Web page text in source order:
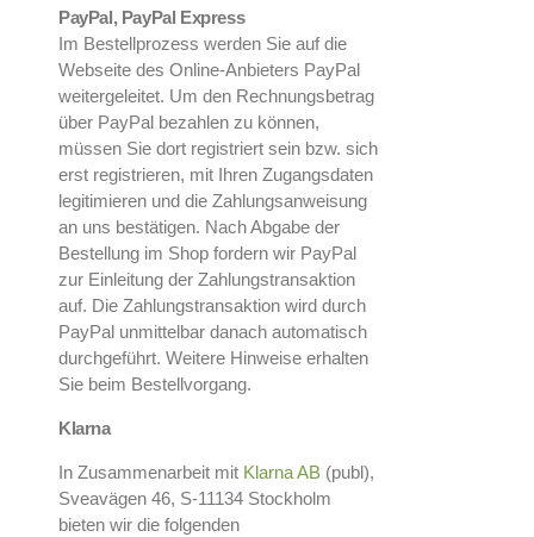
PayPal, PayPal Express
Im Bestellprozess werden Sie auf die
Webseite des Online-Anbieters PayPal
weitergeleitet. Um den Rechnungsbetrag
über PayPal bezahlen zu können,
müssen Sie dort registriert sein bzw. sich
erst registrieren, mit Ihren Zugangsdaten
legitimieren und die Zahlungsanweisung
an uns bestätigen. Nach Abgabe der
Bestellung im Shop fordern wir PayPal
zur Einleitung der Zahlungstransaktion
auf. Die Zahlungstransaktion wird durch
PayPal unmittelbar danach automatisch
durchgeführt. Weitere Hinweise erhalten
Sie beim Bestellvorgang.
Klarna
In Zusammenarbeit mit Klarna AB (publ),
Sveavägen 46, S-11134 Stockholm
bieten wir die folgenden